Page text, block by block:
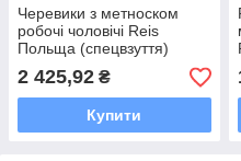
Черевики з метноском
робочі чоловічі Reis
Польща (спецвзуття)
BRFENCE
2 425,92 ₴
Купити